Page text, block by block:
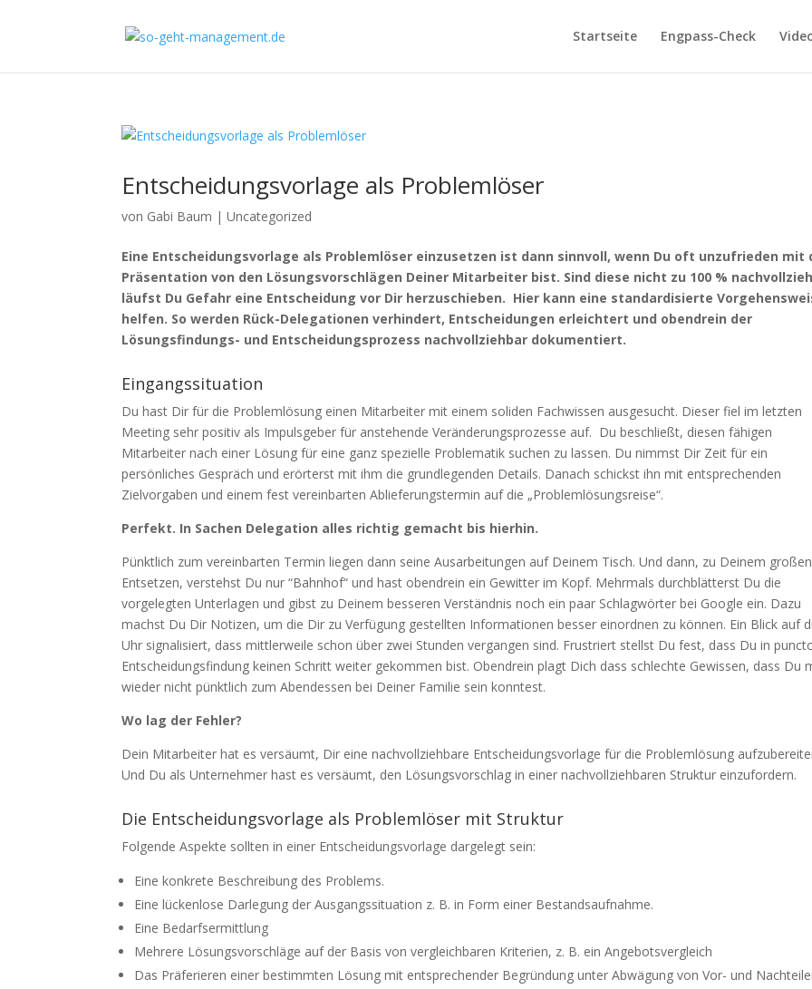
Startseite Engpass-Check
Entscheidungsvorlage als Problemlöser
von Gabi Baum |Uncategorized
Eine Entscheidungsvorlage als Problemlöser einzusetzen ist dann sinnvoll, wenn Du oft unzufrieden mit
Präsentation von den Lösungsvorschlägen Deiner Mitarbeiter bist. Sind diese nicht zu 100 %
läufst Du Gefahr eine Entscheidung vor Dir herzuschieben. Hier kann eine standardisierte
helfen. So werden Rück-Delegationen verhindert, Entscheidungen erleichtert und obendrein der
Lösungsfindungs- und Entscheidungsprozess nachvollziehbar dokumentiert.
Eingangssituation
Du hast Dir für die Problemlösung einen Mitarbeiter mit einem soliden Fachwissen ausgesucht. Dieser fiel im letzten
Meeting sehr positiv als Impulsgeber für anstehende Veränderungsprozesse auf. Du beschließt, diesen fähigen
Mitarbeiter nach einer Lösung für eine ganz spezielle Problematik suchen zu lassen. Du nimmst Dir Zeit für ein
persönliches Gespräch und erörterst mit ihm die grundlegenden Details. Danach schickst ihn mit entsprechenden
Zielvorgaben und einem fest vereinbarten Ablieferungstermin auf die „Problemlösungsreise“.
Perfekt. In Sachen Delegation alles richtig gemacht bis hierhin.
Pünktlich zum vereinbarten Termin liegen dann seine Ausarbeitungen auf Deinem Tisch. Und dann, zu Deinem großen
Entsetzen, verstehst Du nur “Bahnhof“ und hast obendrein ein Gewitter im Kopf. Mehrmals durchblätterst Du die
vorgelegten Unterlagen und gibst zu Deinem besseren Verständnis noch ein paar Schlagwörter bei Google ein. Dazu
machst Du Dir Notizen, um die Dir zu Verfügung gestellten Informationen besser einordnen zu können. Ein Blick auf
Uhr signalisiert, dass mittlerweile schon über zwei Stunden vergangen sind. Frustriert stellst Du fest, dass Du in
Entscheidungsfindung keinen Schritt weiter gekommen bist. Obendrein plagt Dich dass schlechte Gewissen, dass Du
wieder nicht pünktlich zum Abendessen bei Deiner Familie sein konntest.
Wo lag der Fehler?
Dein Mitarbeiter hat es versäumt, Dir eine nachvollziehbare Entscheidungsvorlage für die Problemlösung
Und Du als Unternehmer hast es versäumt, den Lösungsvorschlag in einer nachvollziehbaren Struktur einzufordern.
Die Entscheidungsvorlage als Problemlöser mit Struktur
Folgende Aspekte sollten in einer Entscheidungsvorlage dargelegt sein:
Eine konkrete Beschreibung des Problems.
Eine lückenlose Darlegung der Ausgangssituation z. B. in Form einer Bestandsaufnahme.
Eine Bedarfsermittlung
Mehrere Lösungsvorschläge auf der Basis von vergleichbaren Kriterien, z. B. ein Angebotsvergleich
Das Präferieren einer bestimmten Lösung mit entsprechender Begründung unter Abwägung von Vor- und